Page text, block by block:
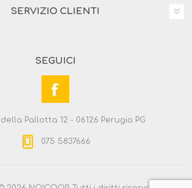
SERVIZIO CLIENTI
SEGUICI
Pallotta 12 - 06126 Perugia PG
075 5837666